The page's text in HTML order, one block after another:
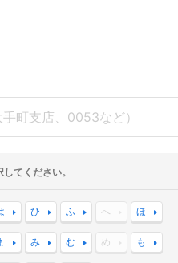
てください。
ひ ふ へ ほ
み む め も